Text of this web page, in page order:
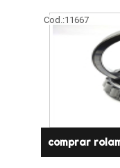
Cod.:11667
comprar